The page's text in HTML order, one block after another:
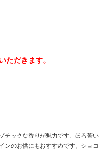
だきます。
チックな香りが魅力です。ほろ苦い
ンのお供にもおすすめです。ショコ